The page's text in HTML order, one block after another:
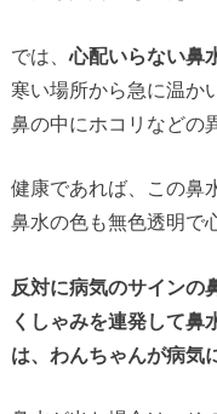
では、心配いらない鼻
寒い場所から急に温か
鼻の中にホコリなどの
健康であれば、この鼻
鼻水の色も無色透明で
反対に病気のサインの
くしゃみを連発して鼻
は、わんちゃんが病気